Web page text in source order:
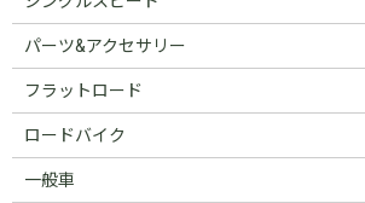
パーツ&アクセサリー
フラットロード
ロードバイク
一般車